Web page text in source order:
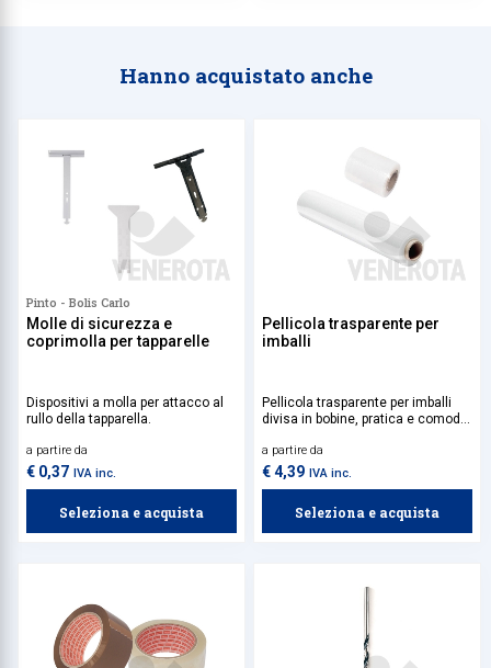
Hanno acquistato anche
Pinto - Bolis Carlo
Molle di sicurezza e
coprimolla per tapparelle
Dispositivi a molla per attacco al
rullo della tapparella.
a partire da
€ 0,37 IVA inc.
Seleziona e acquista
Pellicola trasparente per
imballi
Pellicola trasparente per imballi
divisa in bobine, pratica e comoda
trasporti.
a partire da
€ 4,39 IVA inc.
Seleziona e acquista